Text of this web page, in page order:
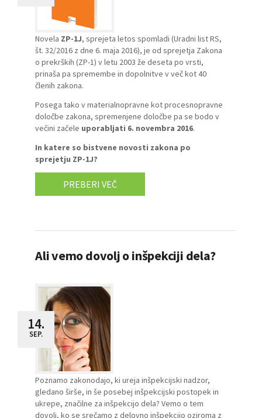
Novela ZP-1J, sprejeta letos spomladi (Uradni list RS,
št. 32/2016 z dne 6. maja 2016), je od sprejetja Zakona
o prekrških (ZP-1) v letu 2003 že deseta po vrsti,
prinaša pa spremembe in dopolnitve v več kot 40
členih zakona.
Posega tako v materialnopravne kot procesnopravne
določbe zakona, spremenjene določbe pa se bodo v
večini začele uporabljati 6. novembra 2016.
In katere so bistvene novosti zakona po
sprejetju ZP-1J?
PREBERI VEČ
Ali vemo dovolj o inšpekciji dela?
14.
SEP.
Poznamo zakonodajo, ki ureja inšpekcijski nadzor,
gledano širše, in še posebej inšpekcijski postopek in
ukrepe, značilne za inšpekcijo dela? Vemo o tem
dovolj, ko se srečamo z delovno inšpekcijo oziroma z